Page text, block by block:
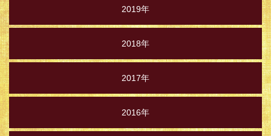
2019年
2018年
2017年
2016年